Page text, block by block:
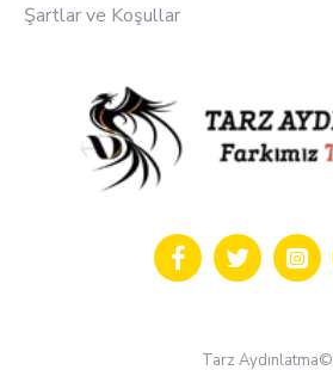
Şartlar ve Koşullar
Tarz Aydınlatma©